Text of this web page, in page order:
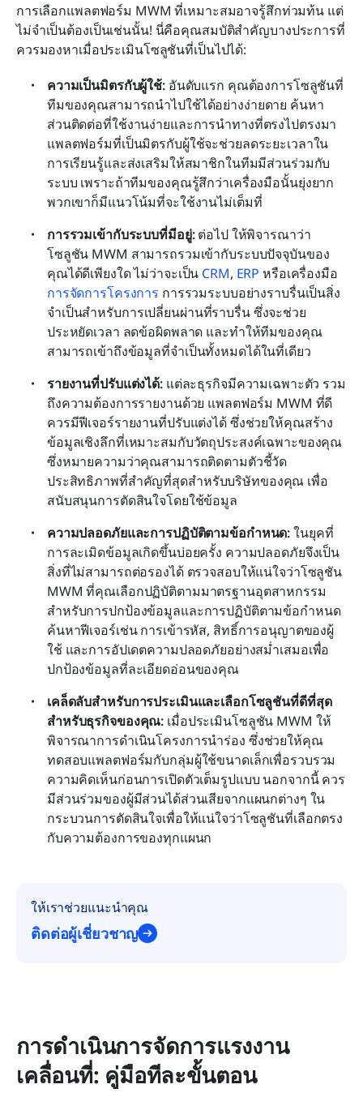
การเลือกแพลตฟอร์ม MWM ที่เหมาะสมอาจรู้สึกท่วมท้น แต่
ไม่จำเป็นต้องเป็นเช่นนั้น! นี่คือคุณสมบัติสำคัญบางประการที่
ควรมองหาเมื่อประเมินโซลูชันที่เป็นไปได้:
ความเป็นมิตรกับผู้ใช้: อันดับแรก คุณต้องการโซลูชันที่
ทีมของคุณสามารถนำไปใช้ได้อย่างง่ายดาย ค้นหา
ส่วนติดต่อที่ใช้งานง่ายและการนำทางที่ตรงไปตรงมา
แพลตฟอร์มที่เป็นมิตรกับผู้ใช้จะช่วยลดระยะเวลาใน
การเรียนรู้และส่งเสริมให้สมาชิกในทีมมีส่วนร่วมกับ
ระบบ เพราะถ้าทีมของคุณรู้สึกว่าเครื่องมือนั้นยุ่งยาก
พวกเขาก็มีแนวโน้มที่จะใช้งานไม่เต็มที่
การรวมเข้ากับระบบที่มีอยู่: ต่อไป ให้พิจารณาว่า
โซลูชัน MWM สามารถรวมเข้ากับระบบปัจจุบันของ
คุณได้ดีเพียงใด ไม่ว่าจะเป็น CRM, ERP
การจัดการโครงการ การรวมระบบอย่างราบรื่นเป็นสิ่ง
จำเป็นสำหรับการเปลี่ยนผ่านที่ราบรื่น ซึ่งจะช่วย
ประหยัดเวลา ลดข้อผิดพลาด และทำให้ทีมของคุณ
สามารถเข้าถึงข้อมูลที่จำเป็นทั้งหมดได้ในที่เดียว
รายงานที่ปรับแต่งได้: แต่ละธุรกิจมีความเฉพาะตัว รวม
ถึงความต้องการรายงานด้วย แพลตฟอร์ม MWM ที่ดี
ควรมีฟีเจอร์รายงานที่ปรับแต่งได้ ซึ่งช่วยให้คุณสร้าง
ข้อมูลเชิงลึกที่เหมาะสมกับวัตถุประสงค์เฉพาะของคุณ
ซึ่งหมายความว่าคุณสามารถติดตามตัวชี้วัด
ประสิทธิภาพที่สำคัญที่สุดสำหรับบริษัทของคุณ เพื่อ
สนับสนุนการตัดสินใจโดยใช้ข้อมูล
ความปลอดภัยและการปฏิบัติตามข้อกำหนด: ในยุคที่
การละเมิดข้อมูลเกิดขึ้นบ่อยครั้ง ความปลอดภัยจึงเป็น
สิ่งที่ไม่สามารถต่อรองได้ ตรวจสอบให้แน่ใจว่าโซลูชัน
MWM ที่คุณเลือกปฏิบัติตามมาตรฐานอุตสาหกรรม
สำหรับการปกป้องข้อมูลและการปฏิบัติตามข้อกำหนด
ค้นหาฟีเจอร์เช่น การเข้ารหัส, สิทธิ์การอนุญาตของผู้
ใช้ และการอัปเดตความปลอดภัยอย่างสม่ำเสมอเพื่อ
ปกป้องข้อมูลที่ละเอียดอ่อนของคุณ
เคล็ดลับสำหรับการประเมินและเลือกโซลูชันที่ดีที่สุด
สำหรับธุรกิจของคุณ: เมื่อประเมินโซลูชัน MWM ให้
พิจารณาการดำเนินโครงการนำร่อง ซึ่งช่วยให้คุณ
ทดสอบแพลตฟอร์มกับกลุ่มผู้ใช้ขนาดเล็กเพื่อรวบรวม
ความคิดเห็นก่อนการเปิดตัวเต็มรูปแบบ นอกจากนี้ ควร
มีส่วนร่วมของผู้มีส่วนได้ส่วนเสียจากแผนกต่างๆ ใน
กระบวนการตัดสินใจเพื่อให้แน่ใจว่าโซลูชันที่เลือกตรง
กับความต้องการของทุกแผนก
ให้เราช่วยแนะนำคุณ
ติดต่อผู้เชี่ยวชาญ
การดำเนินการจัดการแรงงาน
เคลื่อนที่: คู่มือทีละขั้นตอน